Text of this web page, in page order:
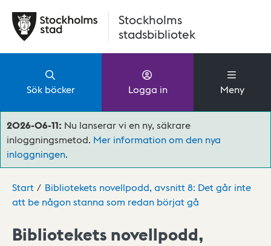
Stockholms
stadsbibliotek
Sök böcker Logga in Meny
2026-06-11: Nu lanserar vi en ny, säkrare
inloggningsmetod. Mer information om den nya
inloggningen.
Start
Bibliotekets novellpodd, avsnitt 8: Det går inte
att be någon stanna som redan börjat gå
Bibliotekets novellpodd,